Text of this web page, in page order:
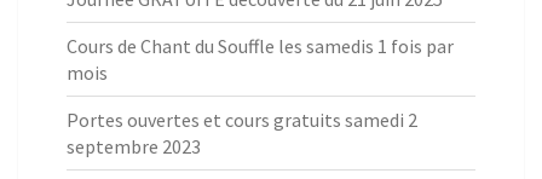
Cours de Chant du Souffle les samedis 1 fois par
mois
Portes ouvertes et cours gratuits samedi 2
septembre 2023